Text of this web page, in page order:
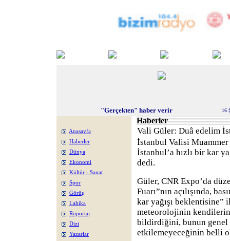
"Gerçekten" haber verir 16
Anasayfa
Haberler
Dünya
Ekonomi
Kültür - Sanat
Spor
Görüş
Lahika
Röportaj
Dizi
Yazarlar
Haberler
Vali Güler: Duâ edelim
İstanbul Valisi
İstanbul’a hızlı bir kar
dedi.
Güler, CNR Expo’da
Fuarı”nın açılışında,
kar yağışı beklentisine”
meteorolojinin
bildirdiğini, bunun genel
etkilemeyeceğinin belli